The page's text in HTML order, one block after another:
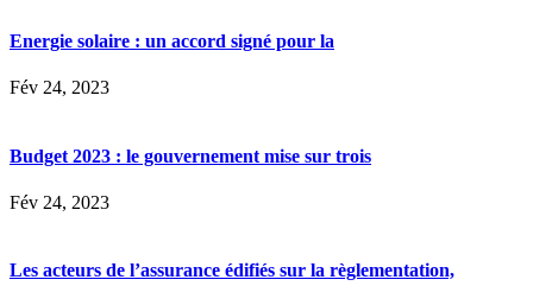
Energie solaire : un accord signé pour la
Fév 24, 2023
Budget 2023 : le gouvernement mise sur trois
Fév 24, 2023
Les acteurs de l’assurance édifiés sur la règlementation,